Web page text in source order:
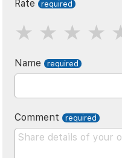
Rate
Name
Comment